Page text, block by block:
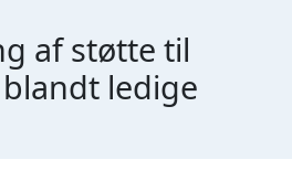
af støtte til
ledige